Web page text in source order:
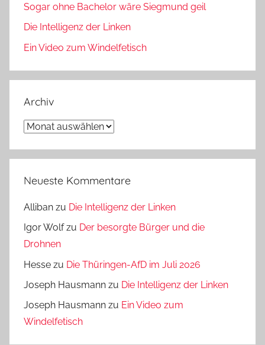
Sogar ohne Bachelor wäre Siegmund geil
Die Intelligenz der Linken
Ein Video zum Windelfetisch
Archiv
Archiv
Neueste Kommentare
Alliban zu Die Intelligenz der Linken
Igor Wolfzu Der besorgte Bürger und die
Drohnen
Hesse zu Die Thüringen-AfD im Juli 2026
Joseph Hausmann zu Die Intelligenz der Linken
Joseph Hausmann zu Ein Video zum
Windelfetisch